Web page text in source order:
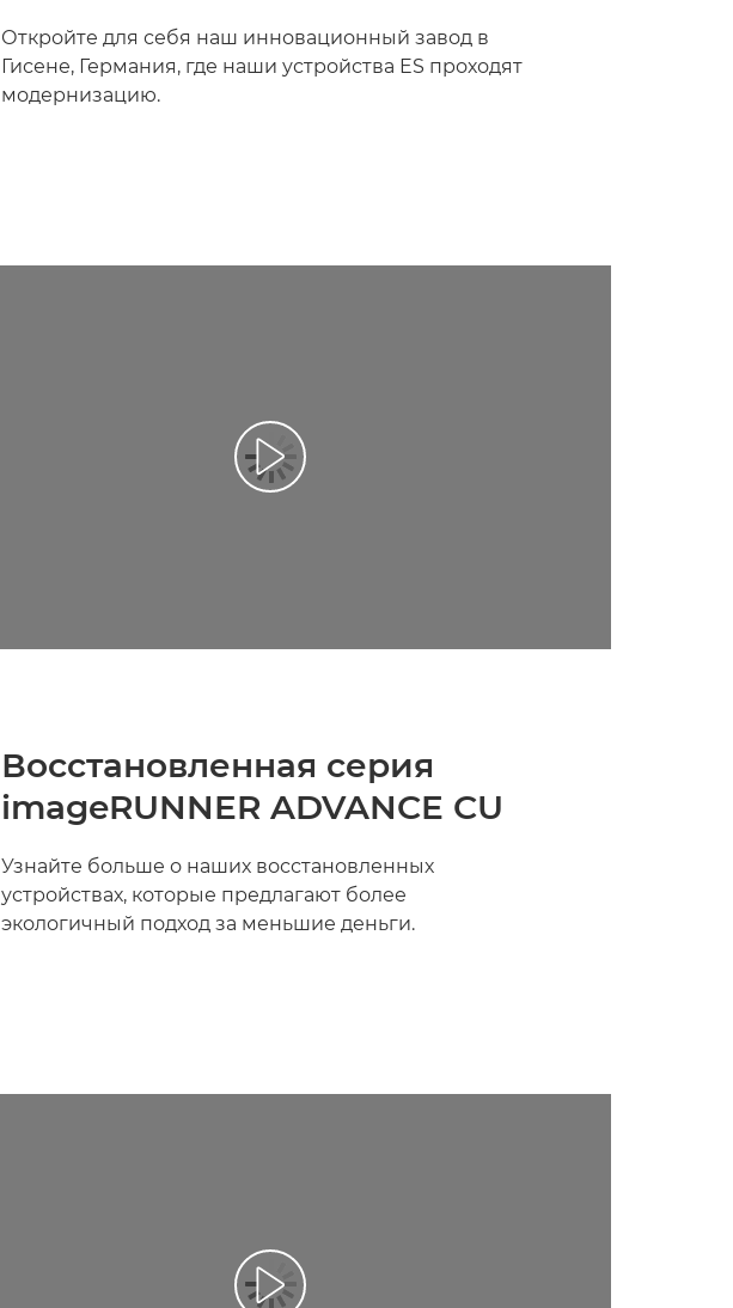
Откройте для себя наш инновационный завод в
Гисене, Германия, где наши устройства ES проходят
модернизацию.
Восстановленная серия
imageRUNNER ADVANCE CU
Узнайте больше о наших восстановленных
устройствах, которые предлагают более
экологичный подход за меньшие деньги.